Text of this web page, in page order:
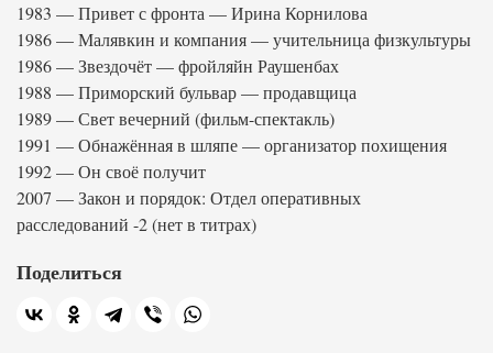
1983 — Привет с фронта — Ирина Корнилова
1986 — Малявкин и компания — учительница физкультуры
1986 — Звездочёт — фройляйн Раушенбах
1988 — Приморский бульвар — продавщица
1989 — Свет вечерний (фильм-спектакль)
1991 — Обнажённая в шляпе — организатор похищения
1992 — Он своё получит
2007 — Закон и порядок: Отдел оперативных
расследований -2 (нет в титрах)
Поделиться